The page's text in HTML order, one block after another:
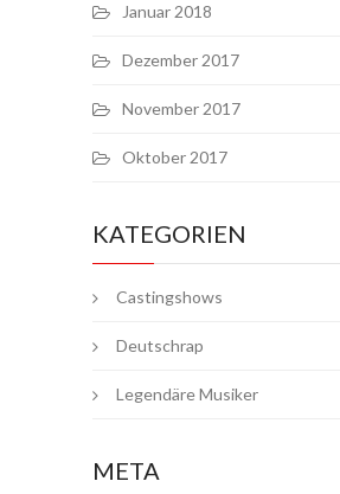
Januar 2018
Dezember 2017
November 2017
Oktober 2017
KATEGORIEN
Castingshows
Deutschrap
Legendäre Musiker
META